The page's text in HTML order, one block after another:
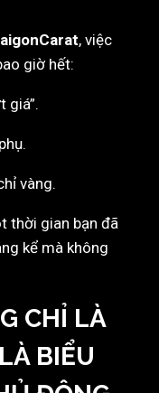
, việc
giờ hết:
giá”.
vàng.
thời gian bạn đã
kể mà không
CHỈ LÀ
BIỂU